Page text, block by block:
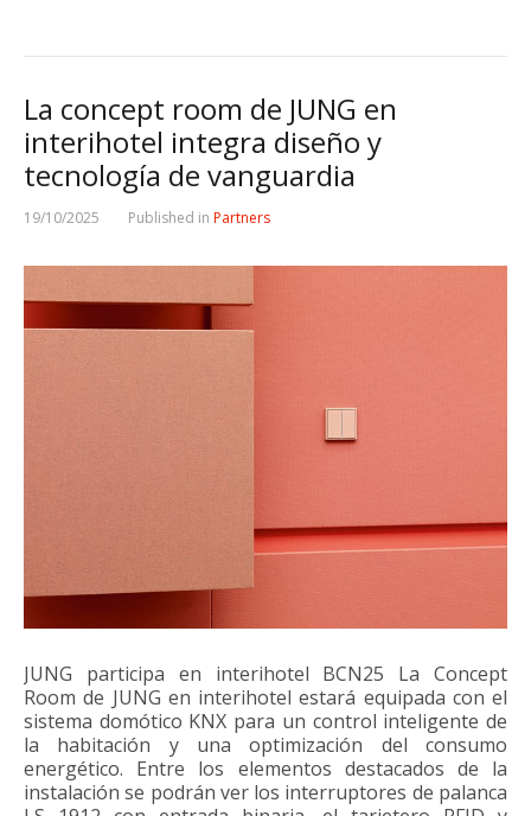
La concept room de JUNG en
interihotel integra diseño y
tecnología de vanguardia
19/10/2025 Published in Partners
JUNG participa en interihotel BCN25 La Concept
Room de JUNG en interihotel estará equipada con el
sistema domótico KNX para un control inteligente de
la habitación y una optimización del consumo
energético. Entre los elementos destacados de la
instalación se podrán ver los interruptores de palanca